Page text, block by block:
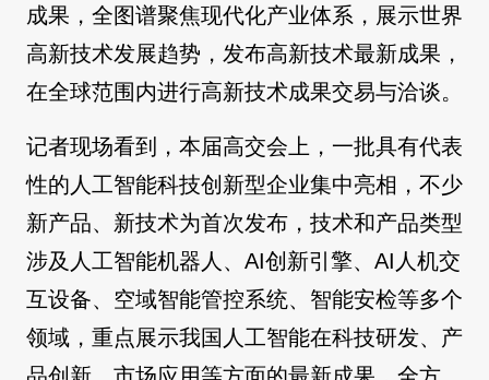
成果，全图谱聚焦现代化产业体系，展示世界
高新技术发展趋势，发布高新技术最新成果，
在全球范围内进行高新技术成果交易与洽谈。
记者现场看到，本届高交会上，一批具有代表
性的人工智能科技创新型企业集中亮相，不少
新产品、新技术为首次发布，技术和产品类型
涉及人工智能机器人、AI创新引擎、AI人机交
互设备、空域智能管控系统、智能安检等多个
领域，重点展示我国人工智能在科技研发、产